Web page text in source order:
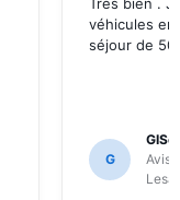
véhicules
séjour de 50
G
Avis